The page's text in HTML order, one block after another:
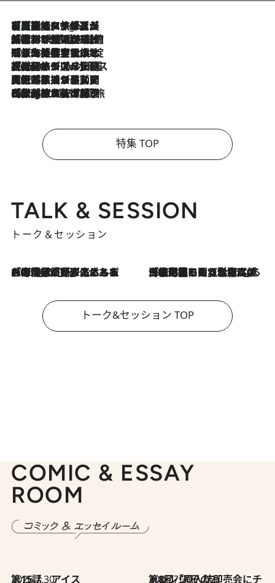
9 Hours Ago
【厳選旅コスメ】「多機能アイテムがメイン！」旅好き美容エディターが選んだ夏旅ベストコスメを発表【Mサイズジップ】
2026.8.6
「荷物が増えるほど旅ストレスは増す」美容ジャーナリストがたどり着いた最終結論。“化粧品を劇的に減らす”感動の凝縮美容とは
2026.8.6
「旅先には金髪ウィッグを持参」日本と同じメイクでは損してる!? 美容ジャーナリストが提案する“掟破りの旅美容”とは
2026.8.6
【厳選旅コスメ】「身軽さ＆UV対策重視！」ヘアアーティストshucoが選んだ夏旅ベストコスメを発表【Mサイズジップ】
2026.8.5
【厳選旅コスメ】国内をあちこち移動する河井菜摘が選んだ夏旅ベストコスメ発表！「リラックスアイテムはマスト」【Mサイズジップ】
2026.8.4
【厳選旅コスメ】「紫外線＆乾燥対策しながらメイク感も！」ヘア＆メイクGeorgeが選んだ夏旅ベストコスメを発表！【Mサイズジップ】
特集 TOP
TALK & SESSION
トーク＆セッション
2026.8.3
「今後値上げがあるとすれば…」「リスクがあるのは今年の冬」エネルギー専門家が語る、ホルムズ海峡封鎖が家庭にもたらす“ある心配” 2026.8.3
「住宅建てられない…」「サーチャージ料の高値が続いている」ホルムズ海峡封鎖による影響はいつまで続く？《エネルギー専門家に聞く“どうなる日本の暮らし”》
トーク&セッション TOP
COMIC & ESSAY
ROOM
2026.7.30
第15話 アイス 2026.7.30
第8回「同人誌即売会にチャレンジ その2」